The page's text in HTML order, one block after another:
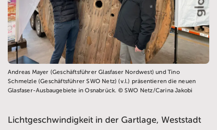
Andreas Mayer (Geschäftsführer Glasfaser Nordwest) und Tino
Schmelzle (Geschäftsführer SWO Netz) (v.l.) präsentieren die neuen
Glasfaser-Ausbaugebiete in Osnabrück. © SWO Netz/Carina Jakobi
Lichtgeschwindigkeit in der Gartlage, Weststadt